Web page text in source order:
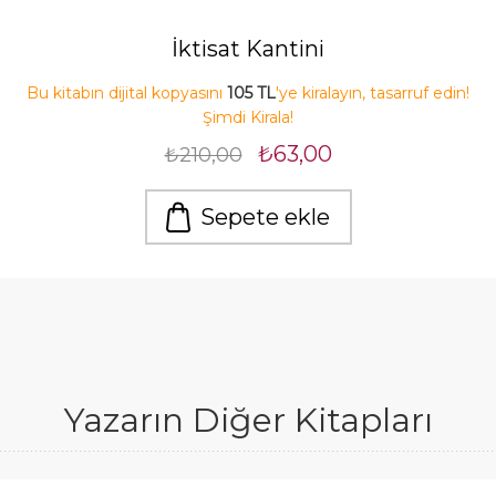
İktisat Kantini
Bu kitabın dijital kopyasını 105 TL'ye kiralayın, tasarruf edin!
Şimdi Kirala!
₺210,00 ₺63,00
Sepete ekle
Yazarın Diğer Kitapları